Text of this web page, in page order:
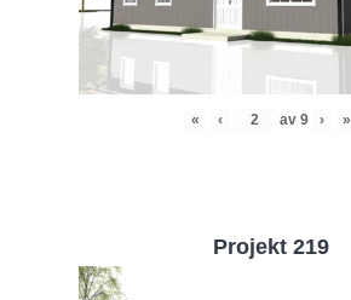
« ‹ av 9 › »
Projekt 219